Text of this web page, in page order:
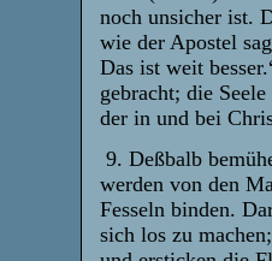
noch unsicher ist.
wie der Apostel
Das ist weit
gebracht; die
der in und bei
9. Deßbalb
werden von den
Fesseln binden.
sich los zu